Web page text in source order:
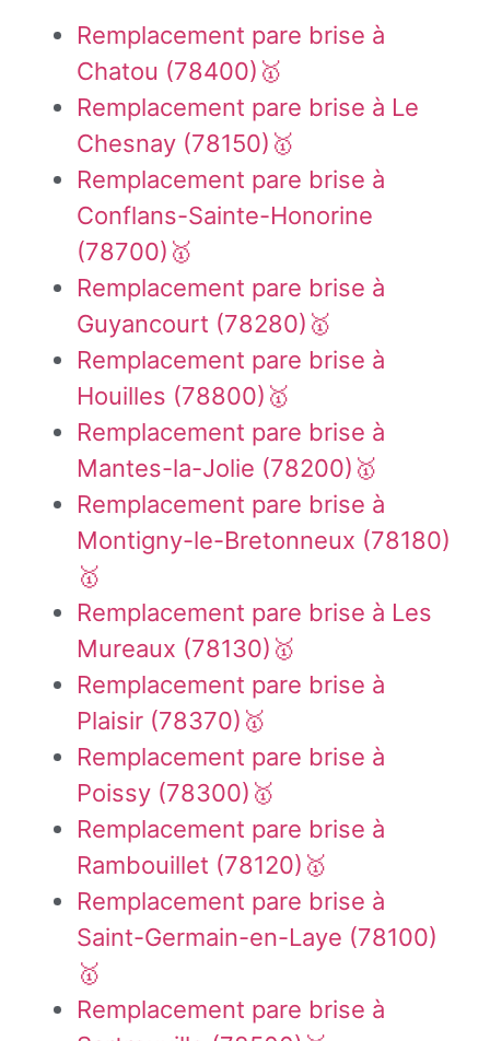
Remplacement pare brise à
Chatou (78400)🥇
Remplacement pare brise à Le
Chesnay (78150)🥇
Remplacement pare brise à
Conflans-Sainte-Honorine
(78700)🥇
Remplacement pare brise à
Guyancourt (78280)🥇
Remplacement pare brise à
Houilles (78800)🥇
Remplacement pare brise à
Mantes-la-Jolie (78200)🥇
Remplacement pare brise à
Montigny-le-Bretonneux (78180)
🥇
Remplacement pare brise à Les
Mureaux (78130)🥇
Remplacement pare brise à
Plaisir (78370)🥇
Remplacement pare brise à
Poissy (78300)🥇
Remplacement pare brise à
Rambouillet (78120)🥇
Remplacement pare brise à
Saint-Germain-en-Laye (78100)
🥇
Remplacement pare brise à